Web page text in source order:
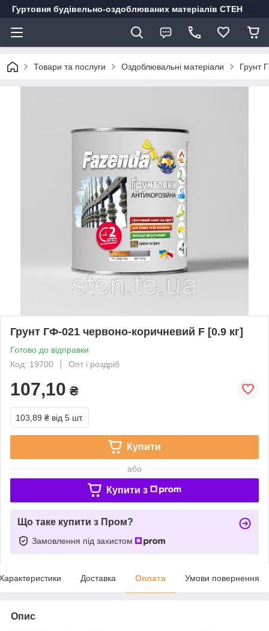
Гуртовня будівельно-оздоблюваних матеріалів СТЕН
Товари та послуги Оздоблювальні матеріали Грунт
Грунт ГФ-021 червоно-коричневий F [0.9 кг]
Готово до відправки
Код: 19700
Опт і роздріб
107,10 ₴
103,89 ₴ від 5 шт.
Купити
або
Купити з
Що таке купити з Пром?
Замовлення під захистом
Доставка Оплата Умови повернення
Опис